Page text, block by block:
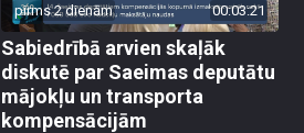
pirms 2 dienām 00:03:21
Sabiedrībā arvien skaļāk
diskutē par Saeimas deputātu
mājokļu un transporta
kompensācijām